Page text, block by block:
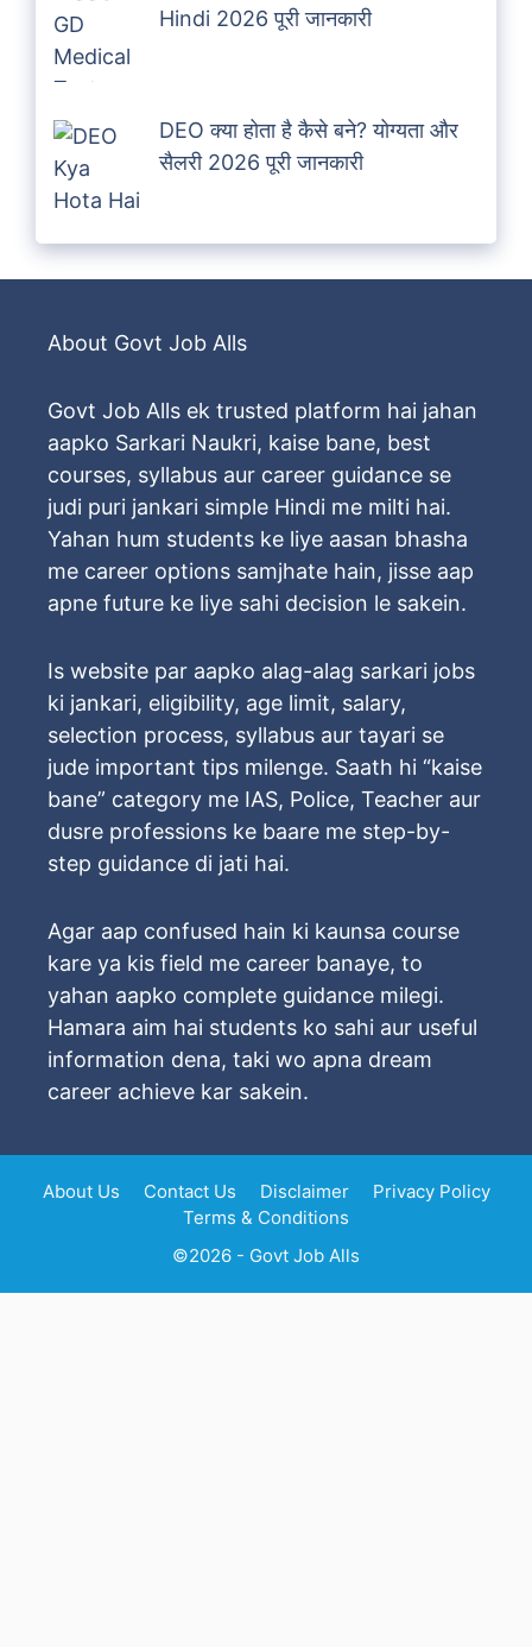
Hindi 2026 पूरी जानकारी
DEO क्या होता है कैसे बने? योग्यता और
सैलरी 2026 पूरी जानकारी
About Govt Job Alls
Govt Job Alls ek trusted platform hai jahan
aapko Sarkari Naukri, kaise bane, best
courses, syllabus aur career guidance se
judi puri jankari simple Hindi me milti hai.
Yahan hum students ke liye aasan bhasha
me career options samjhate hain, jisse aap
apne future ke liye sahi decision le sakein.
Is website par aapko alag-alag sarkari jobs
ki jankari, eligibility, age limit, salary,
selection process, syllabus aur tayari se
jude important tips milenge. Saath hi “kaise
bane” category me IAS, Police, Teacher aur
dusre professions ke baare me step-by-
step guidance di jati hai.
Agar aap confused hain ki kaunsa course
kare ya kis field me career banaye, to
yahan aapko complete guidance milegi.
Hamara aim hai students ko sahi aur useful
information dena, taki wo apna dream
career achieve kar sakein.
About Us Contact Us Disclaimer
Privacy Policy
Terms & Conditions
©2026 - Govt Job Alls